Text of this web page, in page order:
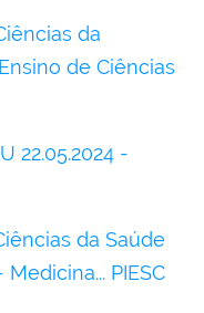
da
de Ciências
22.05.2024 -
da Saúde
PIESC